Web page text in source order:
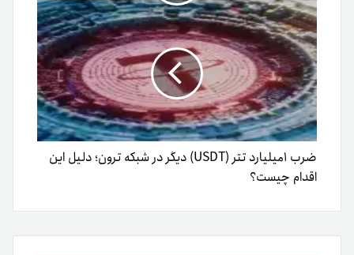
ضرب ۱میلیارد تتر (USDT) دیگر در شبکه ترون؛ دلیل این
اقدام چیست؟